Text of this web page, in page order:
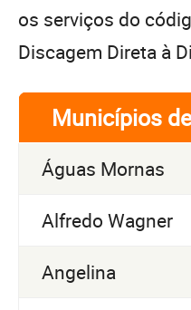
os serviços do
Discagem Direta à
Municípios
Águas Mornas
Alfredo Wagner
Angelina